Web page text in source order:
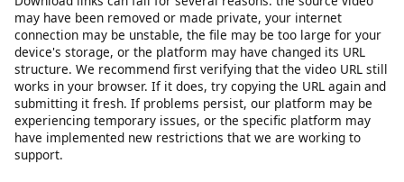
Yes, your privacy and data security are important to us. We use
HTTPS encryption for all data transmitted between your
browser and our servers. The URLs you submit are processed
temporarily on our servers to generate download links and are
not permanently stored. We do not sell your personal data or
share it with third parties for marketing purposes. Our full
privacy policy details exactly what data we collect and how it is
used. We recommend reviewing it for complete transparency.